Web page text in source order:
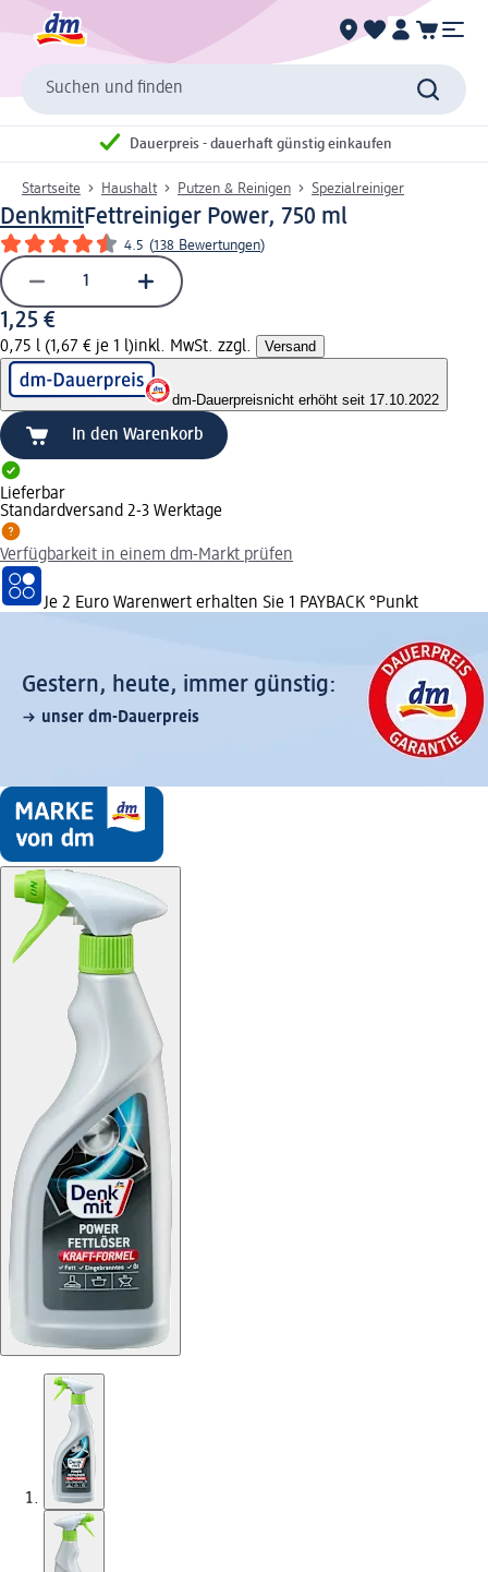
Suchen und finden
Dauerpreis - dauerhaft günstig einkaufen
Startseite Haushalt Putzen & Reinigen Spezialreiniger
DenkmitFettreiniger Power, 750 ml
4.5 (138 Bewertungen)
1,25 €
0,75 l (1,67 € je 1 l)inkl. MwSt. zzgl. Versand
dm-Dauerpreisnicht erhöht seit 17.10.2022
In den Warenkorb
Lieferbar
Standardversand 2-3 Werktage
Verfügbarkeit in einem dm-Markt prüfen
Je 2 Euro Warenwert erhalten Sie 1 PAYBACK °Punkt
Gestern, heute, immer günstig:
unser dm-Dauerpreis